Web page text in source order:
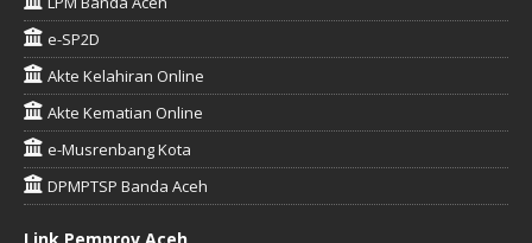
e-SP2D
Akte Kelahiran Online
Akte Kematian Online
e-Musrenbang Kota
DPMPTSP Banda Aceh
Link Pemprov Aceh